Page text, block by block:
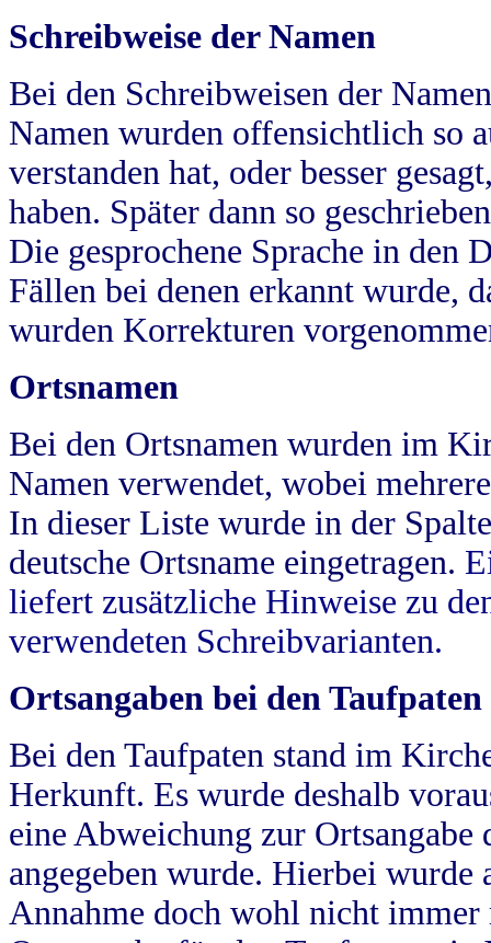
Schreibweise der Namen
Bei den Schreibweisen der
Namen wurden offensichtlich so
verstanden hat, oder besser
haben. Später dann so
Die gesprochene Sprache in
Fällen bei denen erkannt wurde,
wurden Korrekturen
Ortsnamen
Bei den Ortsnamen wurden im
Namen verwendet, wobei
In dieser Liste wurde in der
deutsche Ortsname eingetragen.
liefert zusätzliche Hinweise zu
verwendeten Schreibvarianten.
Ortsangaben bei den Taufpaten
Bei den Taufpaten stand im
Herkunft. Es wurde deshalb
eine Abweichung zur
angegeben wurde. Hierbei wurde
Annahme doch wohl nicht